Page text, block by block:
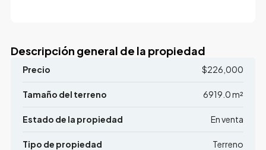
Descripción general de la propiedad
Precio $226,000
Tamaño del terreno 6919.0 m²
Estado de la propiedad En venta
Tipo de propiedad Terreno